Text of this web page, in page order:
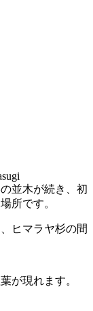
並木が続き、初
所です。
ヒマラヤ杉の間
が現れます。